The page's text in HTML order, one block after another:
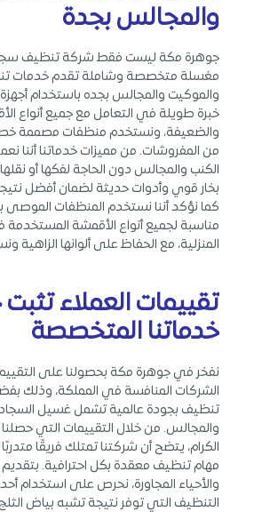
والمجالس بجدة
جوهرة مكة ليست فقط شركة تنظيف
مغسلة متخصصة وشاملة تقدم خدمات
والموكيت والمجالس بجده باستخدام
خبرة طويلة في التعامل مع جميع أنواع
والضعيفة، ونستخدم منظفات مصممة
من المفروشات. من مميزات خدماتنا أننا
الكنب والمجالس دون الحاجة لفكها أو
بخار قوي وأدوات حديثة لضمان أفضل
كما نؤكد أننا نستخدم المنظفات الموصى
مناسبة لجميع أنواع الأقمشة
المنزلية، مع الحفاظ على ألوانها الزاهية
تقييمات العملاء
خدماتنا المتخصصة
نفخر في جوهرة مكة بحصولنا على
الشركات المنافسة في المملكة، وذلك
تنظيف بجودة عالمية تشمل غسيل السجاد،
والمجالس. من خلال التقييمات التي حصلنا
الكرام، يتضح أن شركتنا تمتلك فريقًا
مهام تنظيف معقدة بكل احترافية. بتقديم
والأحياء المجاورة، نحرص على استخدام
التنظيف التي توفر نتيجة تشبه بياض